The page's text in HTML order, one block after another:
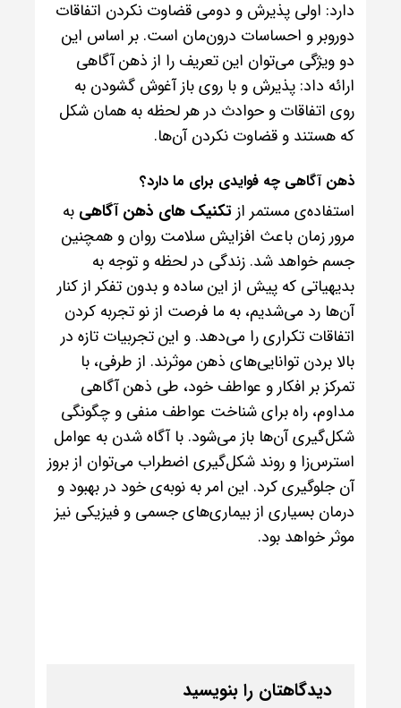
دارد: اولی پذیرش و دومی قضاوت نکردن اتفاقات
دوروبر و احساسات درون‌مان است. بر اساس این
دو ویژگی می‌توان این تعریف را از ذهن آگاهی
ارائه داد: پذیرش و با روی باز آغوش گشودن به
روی اتفاقات و حوادث در هر لحظه به همان شکل
که هستند و قضاوت نکردن آن‌ها.
ذهن آگاهی چه فوایدی برای ما دارد؟
استفاده‌ی مستمر از تکنیک های ذهن آگاهی به
مرور زمان باعث افزایش سلامت روان و همچنین
جسم خواهد شد. زندگی در لحظه و توجه به
بدیهیاتی که پیش از این ساده و بدون تفکر از کنار
آن‌ها رد می‌شدیم، به ما فرصت از نو تجربه‌ کردن
اتفاقات تکراری را می‌دهد. و این تجربیات تازه در
بالا بردن توانایی‌های ذهن موثرند. از طرفی، با
تمرکز بر افکار و عواطف خود، طی ذهن آگاهی
مداوم، راه برای شناخت عواطف منفی و چگونگی
شکل‌گیری آن‌ها باز می‌شود. با آگاه شدن به عوامل
استرس‌زا و روند شکل‌گیری اضطراب می‌توان از بروز
آن جلوگیری کرد. این امر به نوبه‌ی خود در بهبود و
درمان بسیاری از بیماری‌های جسمی و فیزیکی نیز
موثر خواهد بود.
دیدگاهتان را بنویسید